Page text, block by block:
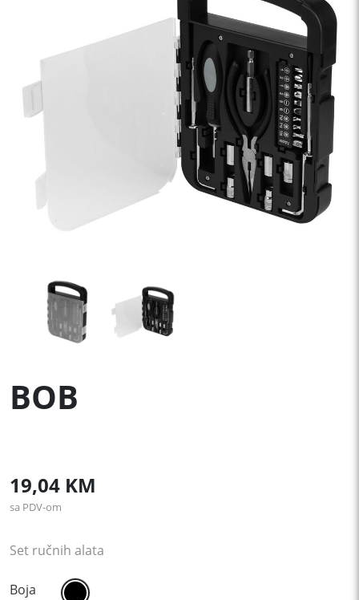
BOB
19,04 KM
sa PDV-om
Set ručnih alata
Boja